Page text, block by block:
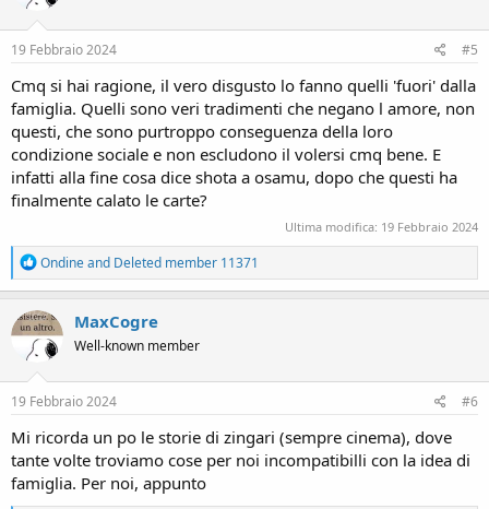
n
s
19 Febbraio 2024 #5
Cmq si hai ragione, il vero disgusto lo fanno quelli 'fuori' dalla
famiglia. Quelli sono veri tradimenti che negano l amore, non
questi, che sono purtroppo conseguenza della loro
condizione sociale e non escludono il volersi cmq bene. E
infatti alla fine cosa dice shota a osamu, dopo che questi ha
finalmente calato le carte?
Ultima modifica: 19 Febbraio 2024
R
e
a
c
t
n
s
Ondineand Deleted member 11371
MaxCogre
Well-known member
19 Febbraio 2024 #6
Mi ricorda un po le storie di zingari (sempre cinema), dove
tante volte troviamo cose per noi incompatibilli con la idea di
famiglia. Per noi, appunto